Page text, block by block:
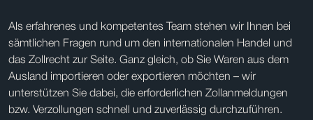
Als erfahrenes und kompetentes Team stehen wir Ihnen bei
sämtlichen Fragen rund um den internationalen Handel und
das Zollrecht zur Seite. Ganz gleich, ob Sie Waren aus dem
Ausland importieren oder exportieren möchten – wir
unterstützen Sie dabei, die erforderlichen Zollanmeldungen
bzw. Verzollungen schnell und zuverlässig durchzuführen.